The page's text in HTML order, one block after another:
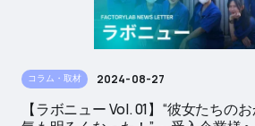
コラム・取材 2024-08-27
【ラボニュー Vol. 01】“彼女たちの